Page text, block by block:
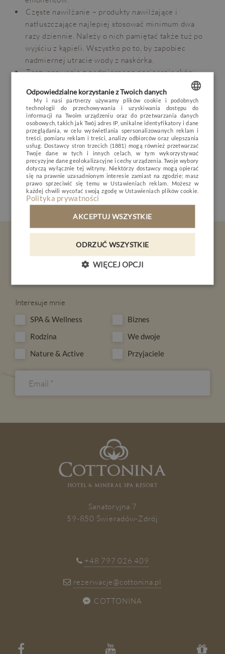
OPINIE BLOG POGODA VOUCHER
POKOJE I PAKIETY
DLA DZIECI
MINERAL SPA
RESTAURACJA
NATURE & ACTIVE
BIZNES
GALERIA
KONTAKT
REZERWACJA
Częste nawilżanie – produkty nawilżające i
natłuszczające najlepiej stosować minimum dwa
razy dziennie. Należy o nich pamiętać także tuż po
wyjściu z kąpieli. Wszystko po to, by zapobiec
nadmiernej utracie wody z naskórka.
Zrezygnowanie z nadmiernego pocierania skóry –
przykładając ręcznik do skóry.
Wyeliminowanie silnych środków piorących – lepiej
zamienić je na produkty odpowiednie dla alergików
lub te przeznaczone dla noworodków.
Autor wpisu:
Justyna Żukowska-Bodnar- Doradca ds. SPA
Bądź na bieżąco
Zapisz się do newslettera.
Interesuje mnie
SPA & Wellness
Biznes
Rodzina
We dwoje
Nature & Active
Przyjaciele
ZAPISZ SIĘ
Sanatoryjna 7
59-850 Świeradów-Zdrój
+48 797 026 409
rezerwacje@cottonina.pl
COTTONINA
POLISH
ENGLISH
GERMAN
CZECH
Odpowiedzialne korzystanie z Twoich danych
My i nasi partnerzy używamy plików cookie i podobnych
technologii do przechowywania i uzyskiwania dostępu do
informacji na Twoim urządzeniu oraz do przetwarzania danych
osobowych, takich jak Twój adres IP, unikalne identyfikatory i dane
przeglądania, w celu wyświetlania spersonalizowanych reklam i
treści, pomiaru reklam i treści, analizy odbiorców oraz ulepszania
usług. Dostawcy stron trzecich (1881)mogą również przetwarzać
Twoje dane w tych i innych celach, w tym wykorzystywać
precyzyjne dane geolokalizacyjne i cechy urządzenia. Twoje wybory
dotyczą wyłącznie tej witryny. Niektórzy dostawcy mogą opierać
się na prawnie uzasadnionym interesie zamiast na zgodzie; masz
prawo sprzeciwić się temu w Ustawieniach reklam . Możesz w
każdej chwili wycofać swoją zgodę w Ustawieniach plików cookie
Polityka prywatności
AKCEPTUJ WSZYSTKIE
ODRZUĆ WSZYSTKIE
WIĘCEJ OPCJI